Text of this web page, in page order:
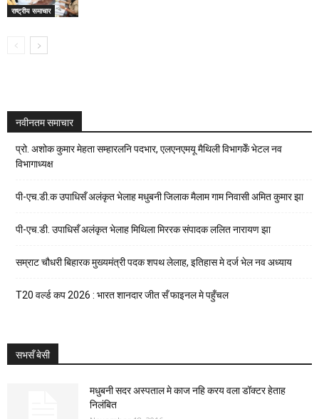
राष्ट्रीय समाचार
नवीनतम समाचार
प्रो. अशोक कुमार मेहता सम्हारलनि पदभार, एलएनएमयू मैथिली विभागकेँ भेटल नव
विभागाध्यक्ष
पी-एच.डी.क उपाधिसँ अलंकृत भेलाह मधुबनी जिलाक मैलाम गाम निवासी अमित कुमार झा
पी-एच.डी. उपाधिसँ अलंकृत भेलाह मिथिला मिररक संपादक ललित नारायण झा
सम्राट चौधरी बिहारक मुख्यमंत्री पदक शपथ लेलाह, इतिहास मे दर्ज भेल नव अध्याय
T20 वर्ल्ड कप 2026 : भारत शानदार जीत सँ फाइनल मे पहुँचल
सभसँ बेसी
मधुबनी सदर अस्पताल मे काज नहि करय वला डॉक्टर हेताह
निलंबित